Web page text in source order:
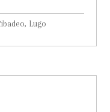
Lugo